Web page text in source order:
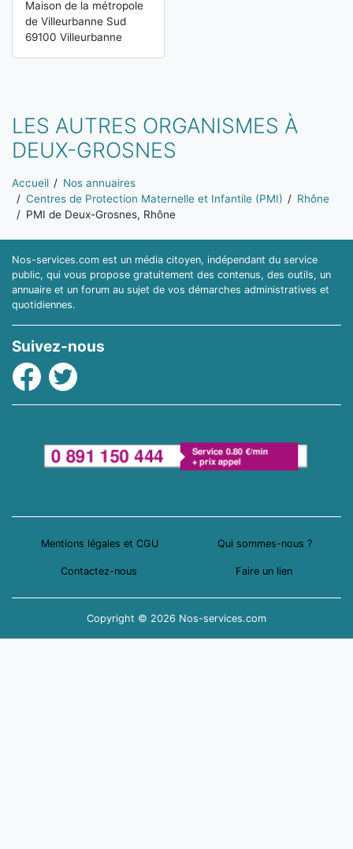
Maison de la métropole
de Villeurbanne Sud
69100 Villeurbanne
LES AUTRES ORGANISMES À
DEUX-GROSNES
Vous êtes ici:
Accueil
Nos annuaires
Centres de Protection Maternelle et Infantile (PMI)
Rhône
PMI de Deux-Grosnes, Rhône
Nos-services.com est un média citoyen, indépendant du service
public, qui vous propose gratuitement des contenus, des outils, un
annuaire et un forum au sujet de vos démarches administratives et
quotidiennes.
Suivez-nous
Facebook
Twitter
Mentions légales et CGU Qui sommes-nous ?
Contactez-nous Faire un lien
Copyright © 2026 Nos-services.com